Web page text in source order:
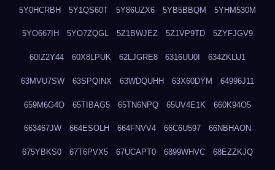
5Y0HCRBH 5Y1QS60T 5Y86UZX6 5YB5BBQM 5YHM530M
5YO667IH 5YO7ZQGL 5Z1BWJEZ 5Z1VP9TD 5ZYFJGV9
60IZ2Y44 60X8LPUK 62LJGRE8 6316UU0I 634ZKLU1
63MVU7SW 63SPQINX 63WDQUHH 63X60DYM 64996J11
659M6G4O 65TIBAG5 65TN6NPQ 65UV4E1K 660K94O5
663467JW 664ESOLH 664FNVV4 66C6U597 66NBHAON
675YBKS0 67T6PVX5 67UCAPT0 6899WHVC 68EZZKJQ